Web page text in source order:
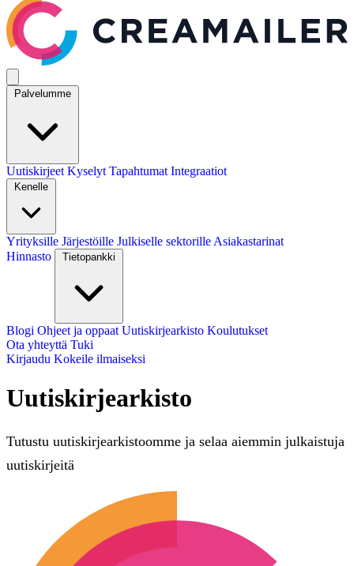
Palvelumme
Uutiskirjeet Kyselyt Tapahtumat Integraatiot
Kenelle
Yrityksille Järjestöille Julkiselle sektorille Asiakastarinat
Hinnasto
Tietopankki
Blogi Ohjeet ja oppaat Uutiskirjearkisto Koulutukset
Ota yhteyttä Tuki
Kirjaudu Kokeile ilmaiseksi
Uutiskirjearkisto
Tutustu uutiskirjearkistoomme ja selaa aiemmin julkaistuja
uutiskirjeitä